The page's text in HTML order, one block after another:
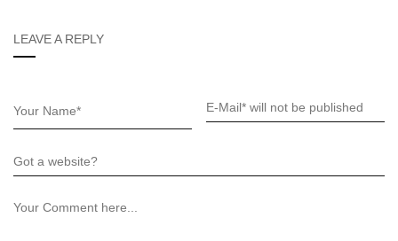
LEAVE A REPLY